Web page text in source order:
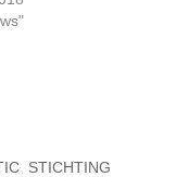
, STICHTING